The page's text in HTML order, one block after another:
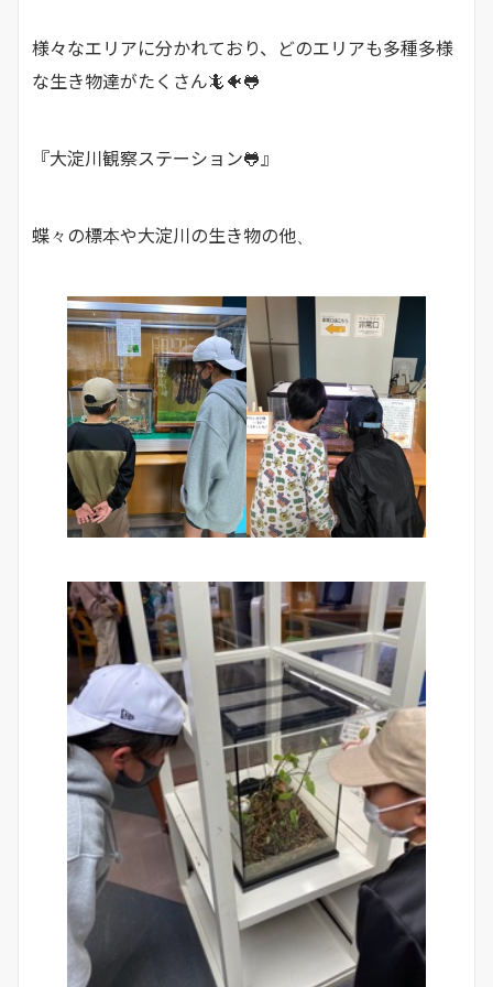
様々なエリアに分かれており、どのエリアも多種多様
な生き物達がたくさん🦎🐠🐸
『大淀川観察ステーション🐸』
蝶々の標本や大淀川の生き物の他、